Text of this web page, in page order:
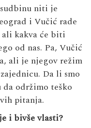
niti je
i Vučić rade
kakva će biti
od nas. Pa, Vučić
ali je njegov režim
Da li smo
održimo teško
pitanja.
i bivše vlasti?